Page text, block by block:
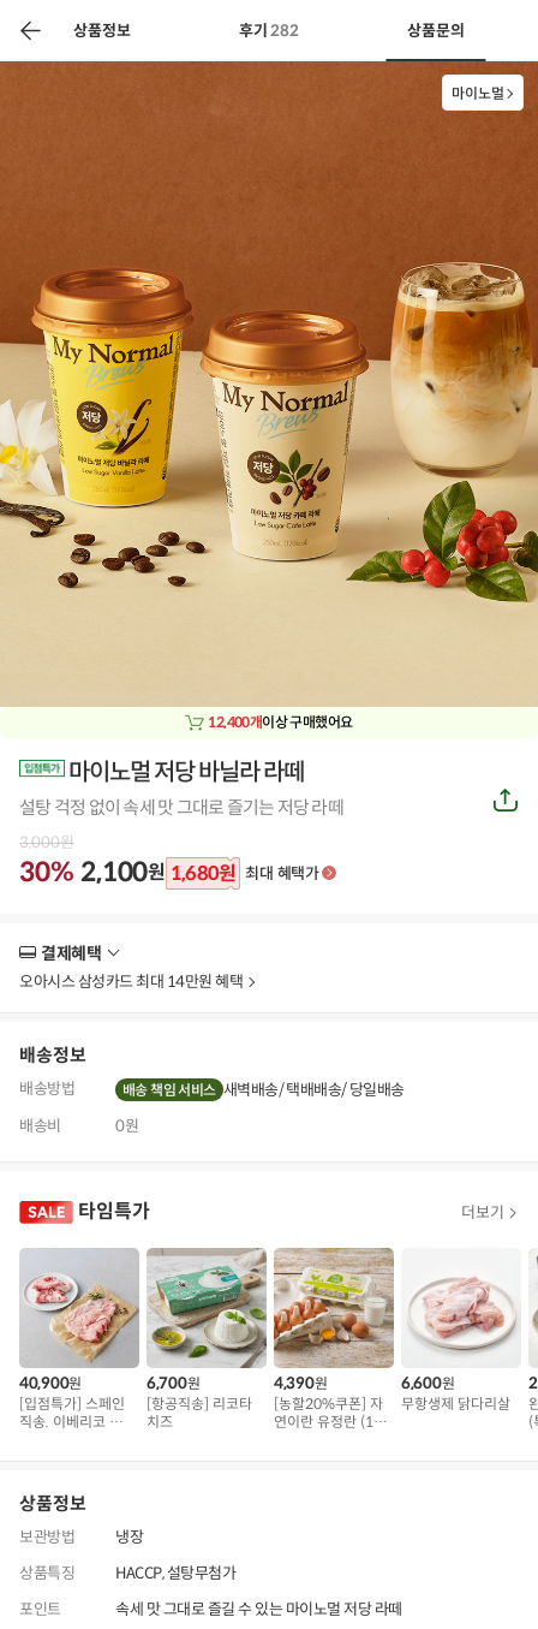
상품정보 후기 282 상품문의
마이노멀
12,400개이상 구매했어요
마이노멀 저당 바닐라 라떼
설탕 걱정 없이 속세 맛 그대로 즐기는 저당 라떼
3,000원
30% 2,100원 1,680원 최대 혜택가
공
유
결제혜택
보
오아시스 삼성카드 최대 14만원 혜택
배송정보
배송방법 배송 책임 서비스 새벽배송 택배배송 당일배송
배송비
0원
타임특가 더보기
40,900원
[입점특가] 스페인
직송. 이베리코 삼
6,700원
[항공직송] 리코타
치즈
4,390원
[농할20%쿠폰] 자
연이란 유정란 (10
6,600원
무항생제 닭다리살
(
상품정보
보관방법
냉장
상품특징
HACCP, 설탕무첨가
포인트
속세 맛 그대로 즐길 수 있는 마이노멀 저당 라떼